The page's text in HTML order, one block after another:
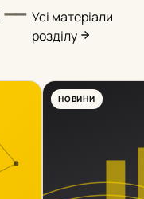
— Усі матеріали
розділу
НОВИНИ